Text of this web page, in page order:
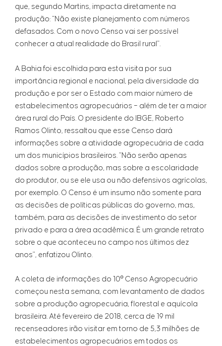
que, segundo Martins, impacta diretamente na
produção: “Não existe planejamento com números
defasados. Com o novo Censo vai ser possível
conhecer a atual realidade do Brasil rural”.
A Bahia foi escolhida para esta visita por sua
importância regional e nacional, pela diversidade da
produção e por ser o Estado com maior número de
estabelecimentos agropecuários – além de ter a maior
área rural do País. O presidente do IBGE, Roberto
Ramos Olinto, ressaltou que esse Censo dará
informações sobre a atividade agropecuária de cada
um dos municípios brasileiros. “Não serão apenas
dados sobre a produção, mas sobre a escolaridade
do produtor, ou se ele usa ou não defensivos agrícolas,
por exemplo. O Censo é um insumo não somente para
as decisões de políticas públicas do governo, mas,
também, para as decisões de investimento do setor
privado e para a área acadêmica. É um grande retrato
sobre o que aconteceu no campo nos últimos dez
anos", enfatizou Olinto.
A coleta de informações do 10º Censo Agropecuário
começou nesta semana, com levantamento de dados
sobre a produção agropecuária, florestal e aquícola
brasileira. Até fevereiro de 2018, cerca de 19 mil
recenseadores irão visitar em torno de 5,3 milhões de
estabelecimentos agropecuários em todos os